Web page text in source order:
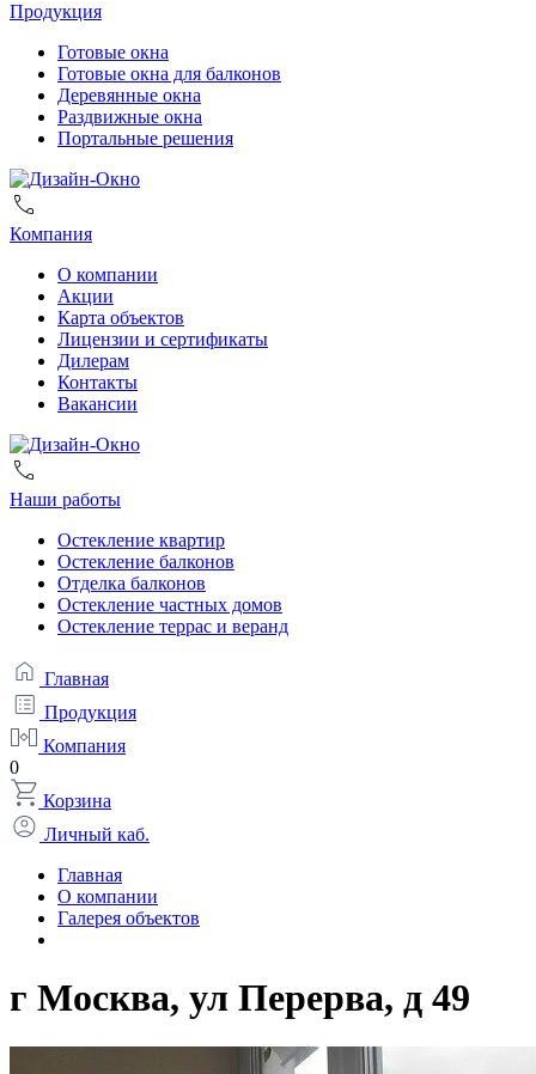
Продукция
Готовые окна
Готовые окна для балконов
Деревянные окна
Раздвижные окна
Портальные решения
Компания
О компании
Акции
Карта объектов
Лицензии и сертификаты
Дилерам
Контакты
Вакансии
Наши работы
Остекление квартир
Остекление балконов
Отделка балконов
Остекление частных домов
Остекление террас и веранд
Главная
Продукция
Компания
0
Корзина
Личный каб.
Главная
О компании
Галерея объектов
г Москва, ул Перерва, д 49